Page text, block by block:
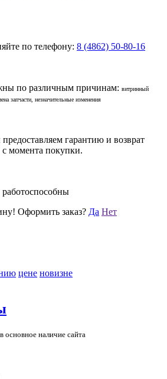
по телефону: 8 (4862) 50-80-16
по различным причинам: витринный
запчасти, незначительные изменения
гарантию и возврат
с момента покупки.
Оформить заказ? Да Нет
цене новизне
основное наличие сайта